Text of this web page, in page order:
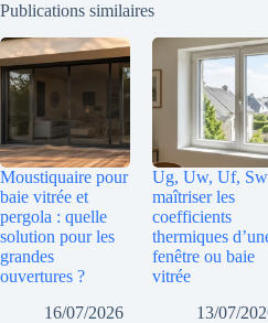
Publications similaires
Moustiquaire pour
baie vitrée et
pergola : quelle
solution pour les
grandes
ouvertures ?
16/07/2026
Ug, Uw, Uf,
maîtriser les
coefficients
thermiques
fenêtre ou baie
vitrée
13/07/